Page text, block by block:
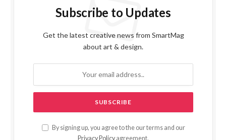
Subscribe to Updates
Get the latest creative news from SmartMag
about art & design.
By signing up, you agree to the our terms and our
Privacy Policy agreement.